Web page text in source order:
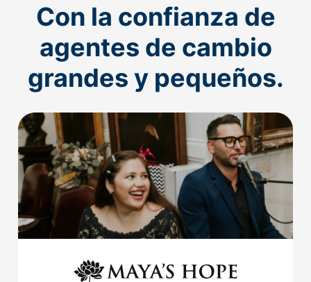
Con la confianza de
agentes de cambio
grandes y pequeños.